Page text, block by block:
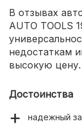
В отзывах
AUTO TOOLS
недостаткам
высокую цену.
Достоинства
надежный